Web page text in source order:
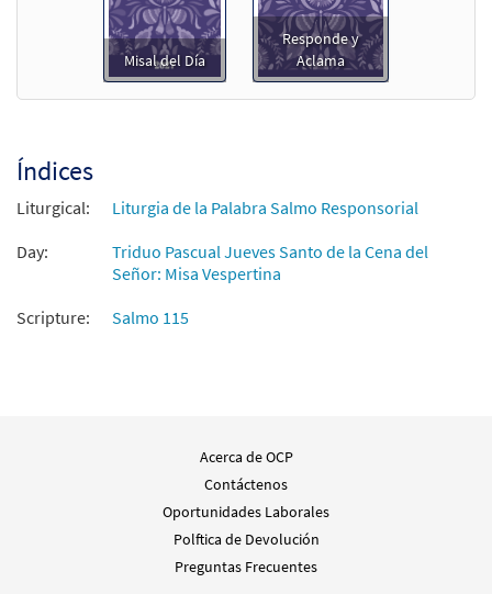
Misal del Día
Responde y
Aclama
Índices
Liturgical:
Liturgia de la Palabra Salmo Responsorial
Day:
Triduo Pascual Jueves Santo de la Cena del
Señor: Misa Vespertina
Scripture:
Salmo 115
Acerca de OCP
Contáctenos
Oportunidades Laborales
Polftica de Devolución
Preguntas Frecuentes